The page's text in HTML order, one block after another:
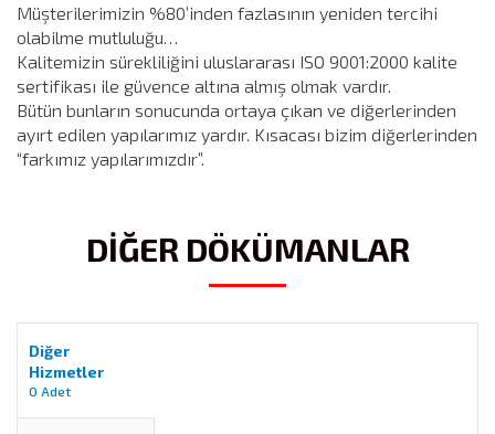
Müşterilerimizin %80’inden fazlasının yeniden tercihi
olabilme mutluluğu…
Kalitemizin sürekliliğini uluslararası ISO 9001:2000 kalite
sertifikası ile güvence altına almış olmak vardır.
Bütün bunların sonucunda ortaya çıkan ve diğerlerinden
ayırt edilen yapılarımız yardır. Kısacası bizim diğerlerinden
“farkımız yapılarımızdır”.
DİĞER DÖKÜMANLAR
Diğer
Hizmetler
0 Adet